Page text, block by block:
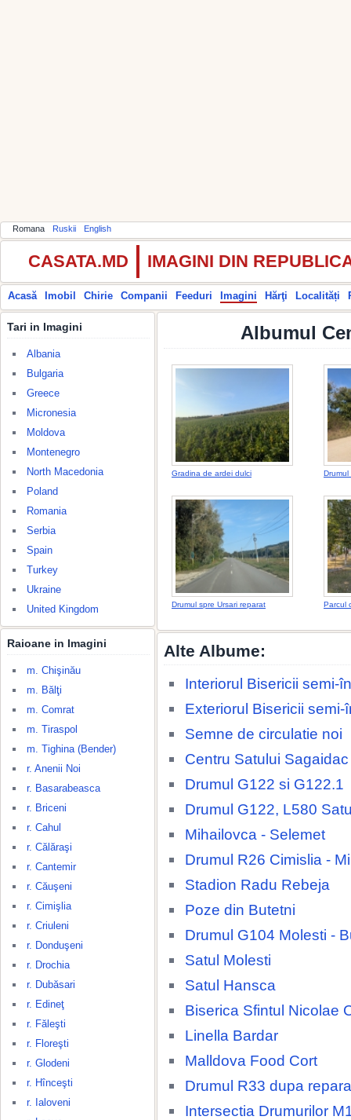
Romana Ruskii English
CASATA.MD IMAGINI DIN
Acasă Imobil Chirie Companii Feeduri Imagini Hărţi Localități
Tari in Imagini
Albania
Bulgaria
Greece
Micronesia
Moldova
Montenegro
North Macedonia
Poland
Romania
Serbia
Spain
Turkey
Ukraine
United Kingdom
Raioane in Imagini
m. Chişinău
m. Bălţi
m. Comrat
m. Tiraspol
m. Tighina (Bender)
r. Anenii Noi
r. Basarabeasca
r. Briceni
r. Cahul
r. Călăraşi
r. Cantemir
r. Căuşeni
r. Cimişlia
r. Criuleni
r. Donduşeni
r. Drochia
r. Dubăsari
r. Edineţ
r. Făleşti
r. Floreşti
r. Glodeni
r. Hînceşti
r. Ialoveni
Albumul
Gradina de ardei dulci
Drumul spre Ursari reparat Parcul
Alte Albume:
Interiorul Bisericii semi-
Exteriorul Bisericii
Semne de circulatie noi
Centru Satului Sagaidac
Drumul G122 si G122.1
Drumul G122, L580
Mihailovca - Selemet
Drumul R26 Cimislia -
Stadion Radu Rebeja
Poze din Butetni
Drumul G104 Molesti -
Satul Molesti
Satul Hansca
Biserica Sfintul Nicolae
Linella Bardar
Malldova Food Cort
Drumul R33 dupa
Intersectia Drumurilor